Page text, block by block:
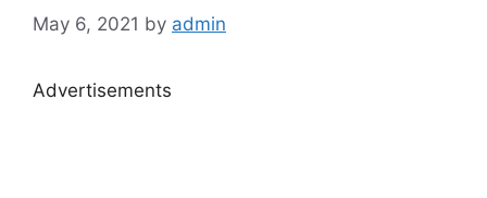
May 6, 2021 by admin
Advertisements